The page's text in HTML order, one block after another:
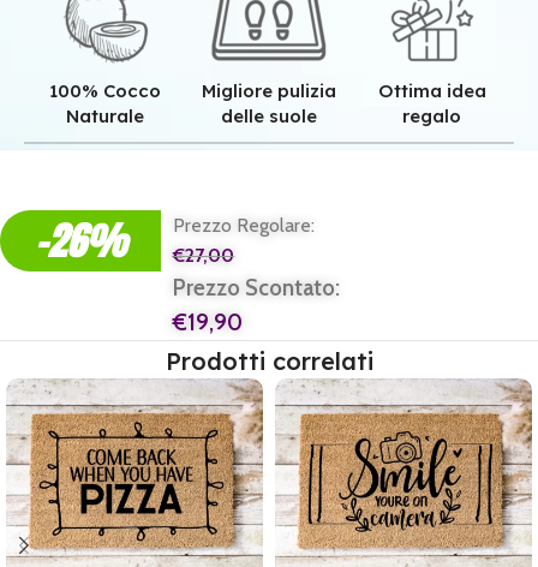
100% Cocco
Naturale
Migliore pulizia
delle suole
Ottima idea
regalo
-26%
Prezzo Regolare:
€27,00
Prezzo Scontato:
€19,90
Prodotti correlati